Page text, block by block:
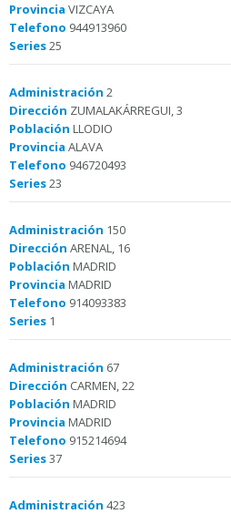
Provincia VIZCAYA
Telefono 944913960
Series25
Administración 2
Dirección ZUMALAKÁRREGUI, 3
Población LLODIO
Provincia ALAVA
Telefono 946720493
Series23
Administración 150
Dirección ARENAL, 16
Población MADRID
Provincia MADRID
Telefono 914093383
Series 1
Administración 67
Dirección CARMEN, 22
Población MADRID
Provincia MADRID
Telefono 915214694
Series37
Administración 423